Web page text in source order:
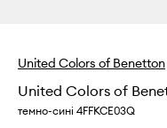
United Colors of Benetton
United Colors of
темно-сині 4FFKCE03Q